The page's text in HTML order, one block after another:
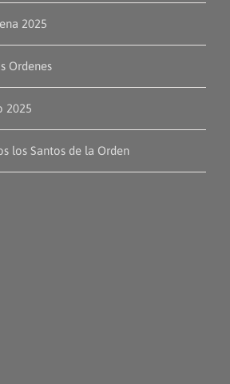
2025
Ordenes
2025
los Santos de la Orden